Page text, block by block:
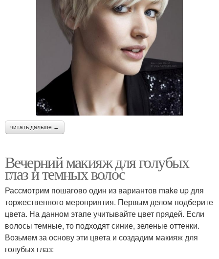
читать дальше →
Вечерний макияж для голубых
глаз и темных волос
Рассмотрим пошагово один из вариантов make up для
торжественного мероприятия. Первым делом подберите
цвета. На данном этапе учитывайте цвет прядей. Если
волосы темные, то подходят синие, зеленые оттенки.
Возьмем за основу эти цвета и создадим макияж для
голубых глаз: